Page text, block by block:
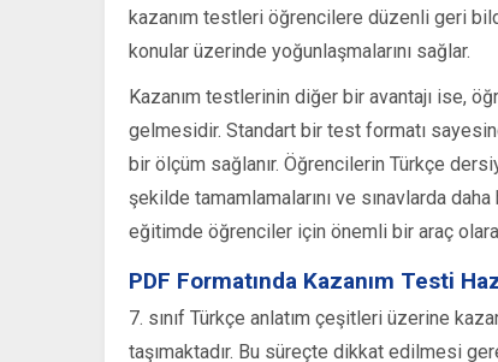
kazanım testleri öğrencilere düzenli geri
konular üzerinde yoğunlaşmalarını sağlar.
Kazanım testlerinin diğer bir avantajı ise,
gelmesidir. Standart bir test formatı
bir ölçüm sağlanır. Öğrencilerin Türkçe
şekilde tamamlamalarını ve sınavlarda
eğitimde öğrenciler için önemli bir araç
PDF Formatında Kazanım Testi
7. sınıf Türkçe anlatım çeşitleri üzerine
taşımaktadır. Bu süreçte dikkat edilmesi